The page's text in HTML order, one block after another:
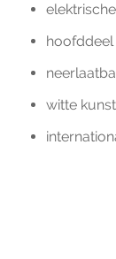
hoofddeel
witte